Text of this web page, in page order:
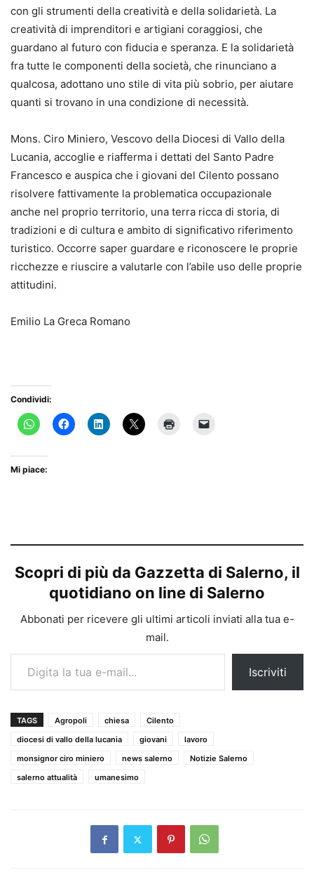
con gli strumenti della creatività e della solidarietà. La
creatività di imprenditori e artigiani coraggiosi, che
guardano al futuro con fiducia e speranza. E la solidarietà
fra tutte le componenti della società, che rinunciano a
qualcosa, adottano uno stile di vita più sobrio, per aiutare
quanti si trovano in una condizione di necessità.
Mons. Ciro Miniero, Vescovo della Diocesi di Vallo della
Lucania, accoglie e riafferma i dettati del Santo Padre
Francesco e auspica che i giovani del Cilento possano
risolvere fattivamente la problematica occupazionale
anche nel proprio territorio, una terra ricca di storia, di
tradizioni e di cultura e ambito di significativo riferimento
turistico. Occorre saper guardare e riconoscere le proprie
ricchezze e riuscire a valutarle con l’abile uso delle proprie
attitudini.
Emilio La Greca Romano
Condividi:
Mi piace:
Scopri di più da Gazzetta di Salerno, il
quotidiano on line di Salerno
Abbonati per ricevere gli ultimi articoli inviati alla tua e-
mail.
Digita la tua e-mail...
Iscriviti
TAGS Agropoli chiesa
Cilento
diocesi di vallo della lucania
giovani
lavoro
monsignor ciro miniero
news salerno
Notizie Salerno
salerno attualità
umanesimo